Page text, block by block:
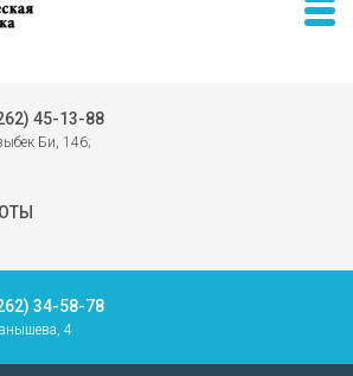
45-13-88
Би, 146;
34-58-78
4